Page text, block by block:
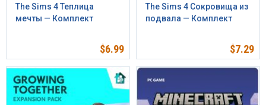
The Sims 4 Теплица
мечты — Комплект
$6.99
The Sims 4 Сокровища из
подвала — Комплект
$7.29